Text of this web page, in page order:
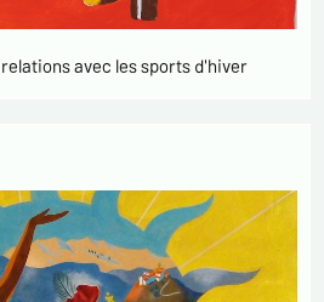
avec les sports d'hiver